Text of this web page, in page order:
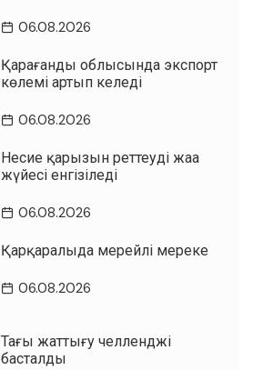
06.08.2026
Қарағанды облысында экспорт
көлемі артып келеді
06.08.2026
Несие қарызын реттеудің жаңа
жүйесі енгізіледі
06.08.2026
Қарқаралыда мерейлі мереке
06.08.2026
Таңғы жаттығу челленджі
басталды